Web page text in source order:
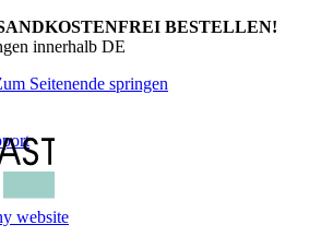
BESTELLEN!
innerhalb DE
Seitenende springen
website